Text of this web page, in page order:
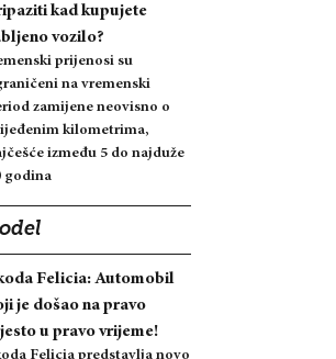
kad kupujete
vozilo?
prijenosi su
na vremenski
zamijene neovisno o
kilometrima,
između 5 do najduže
godina
Felicia: Automobil
je došao na pravo
u pravo vrijeme!
Felicia predstavlja novo